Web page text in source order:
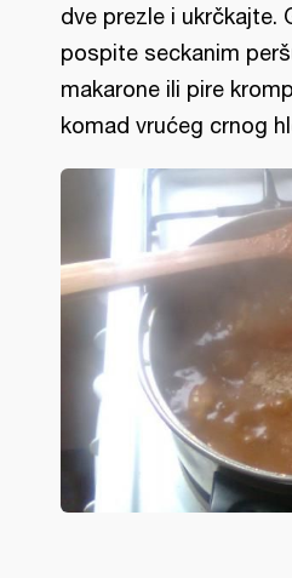
dve prezle i ukrčkajte.
pospite seckanim
makarone ili pire
komad vrućeg crnog